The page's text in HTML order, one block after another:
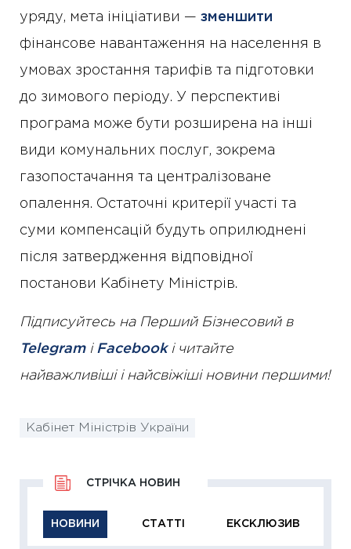
уряду, мета ініціативи — зменшити
фінансове навантаження на населення в
умовах зростання тарифів та підготовки
до зимового періоду. У перспективі
програма може бути розширена на інші
види комунальних послуг, зокрема
газопостачання та централізоване
опалення. Остаточні критерії участі та
суми компенсацій будуть оприлюднені
після затвердження відповідної
постанови Кабінету Міністрів.
Підписуйтесь на Перший Бізнесовий в
Telegramі Facebookі читайте
найважливіші і найсвіжіші новини першими!
Кабінет Міністрів України
НОВИНИ СТАТТІ ЕКСКЛЮЗИВ
СТРІЧКА НОВИН